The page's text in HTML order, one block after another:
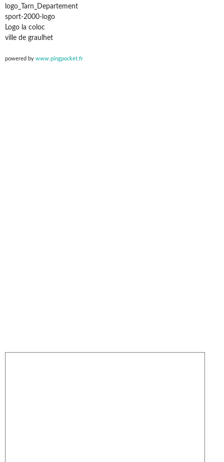
logo_Tarn_Departement
sport-2000-logo
Logo la coloc
ville de graulhet
powered by www.pingpocket.fr